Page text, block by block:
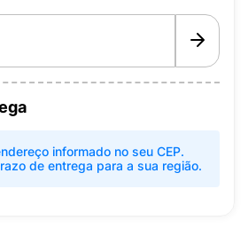
informado no seu CEP.
de entrega para a sua região.